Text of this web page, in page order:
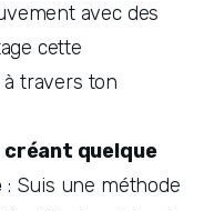
avec des
cette
travers ton
quelque
: Suis une méthode